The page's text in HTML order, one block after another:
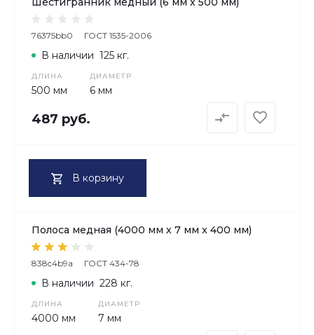
76375bb0 ГОСТ 1535-2006
ДЛИНА
500 мм
ДИАМЕТР
6 мм
В наличии 125 кг.
487 руб.
В корзину
Полоса медная (4000 мм х 7 мм х 400 мм)
838c4b9a ГОСТ 434-78
ДЛИНА
4000 мм
ДИАМЕТР
7 мм
В наличии 228 кг.